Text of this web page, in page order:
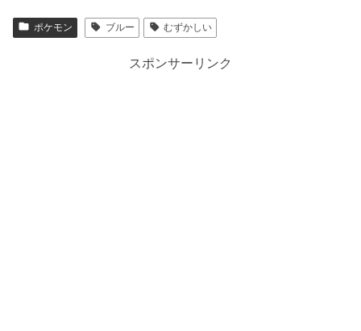
ポケモン ブルー むずかしい
スポンサーリンク